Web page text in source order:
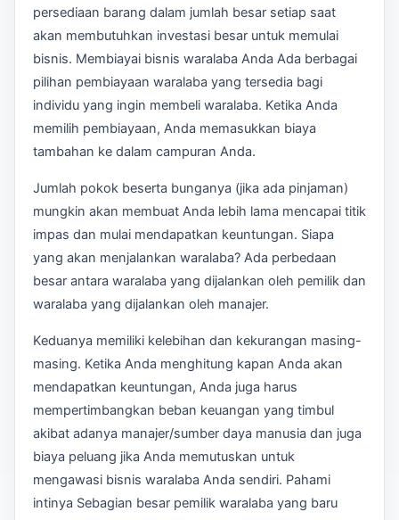
persediaan barang dalam jumlah besar setiap saat
akan membutuhkan investasi besar untuk memulai
bisnis. Membiayai bisnis waralaba Anda Ada berbagai
pilihan pembiayaan waralaba yang tersedia bagi
individu yang ingin membeli waralaba. Ketika Anda
memilih pembiayaan, Anda memasukkan biaya
tambahan ke dalam campuran Anda.
Jumlah pokok beserta bunganya (jika ada pinjaman)
mungkin akan membuat Anda lebih lama mencapai titik
impas dan mulai mendapatkan keuntungan. Siapa
yang akan menjalankan waralaba? Ada perbedaan
besar antara waralaba yang dijalankan oleh pemilik dan
waralaba yang dijalankan oleh manajer.
Keduanya memiliki kelebihan dan kekurangan masing-
masing. Ketika Anda menghitung kapan Anda akan
mendapatkan keuntungan, Anda juga harus
mempertimbangkan beban keuangan yang timbul
akibat adanya manajer/sumber daya manusia dan juga
biaya peluang jika Anda memutuskan untuk
mengawasi bisnis waralaba Anda sendiri. Pahami
intinya Sebagian besar pemilik waralaba yang baru